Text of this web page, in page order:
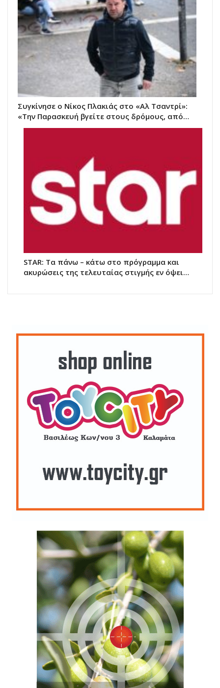
Συγκίνησε ο Νίκος Πλακιάς στο «Αλ Τσαντρί»:
«Την Παρασκευή βγείτε στους δρόμους, από…
STAR: Τα πάνω – κάτω στο πρόγραμμα και
ακυρώσεις της τελευταίας στιγμής εν όψει…